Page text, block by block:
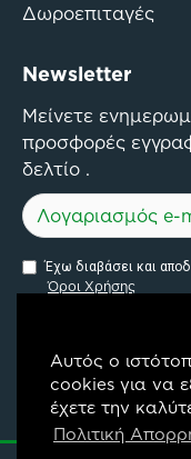
Αυτός ο
cookies για να
έχετε την
Πολιτική
Δωροεπιταγές
Newsletter
Μείνετε
προσφορές
δελτίο .
Έχω διαβάσει και
Όροι Χρήσης
Pylon